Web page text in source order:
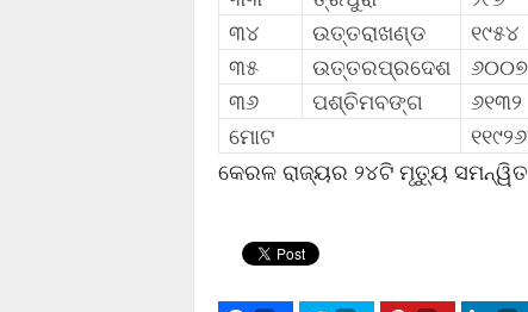
୩୪
ଉତ୍ତରାଖଣ୍ଡ ୧୯୫୪
୩୫
ଉତ୍ତରପ୍ରଦେଶ ୬୦୦୭
୩୬
ପଶ୍ଚିମବଙ୍ଗ ୬୧୩୨
ମୋଟ
କେରଳ ରାଜ୍ୟର ୨୪ଟି ମୃତ୍ୟୁ